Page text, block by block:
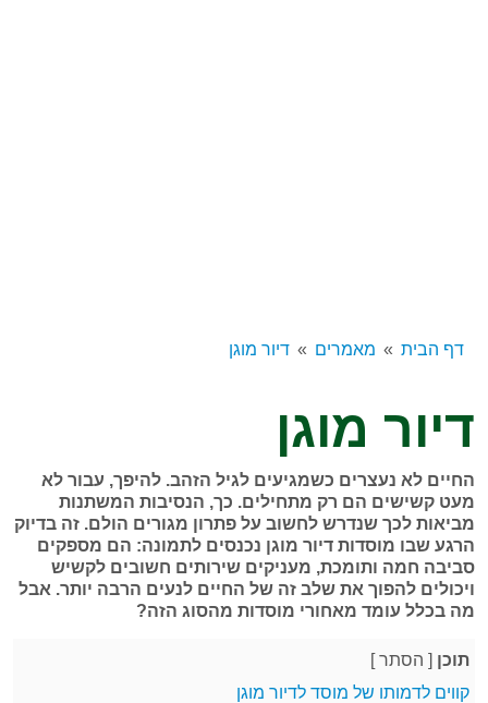
דף הבית מאמרים דיור מוגן
דיור מוגן
החיים לא נעצרים כשמגיעים לגיל הזהב. להיפך, עבור לא
מעט קשישים הם רק מתחילים. כך, הנסיבות המשתנות
מביאות לכך שנדרש לחשוב על פתרון מגורים הולם. זה בדיוק
הרגע שבו מוסדות דיור מוגן נכנסים לתמונה: הם מספקים
סביבה חמה ותומכת, מעניקים שירותים חשובים לקשיש
ויכולים להפוך את שלב זה של החיים לנעים הרבה יותר. אבל
מה בכלל עומד מאחורי מוסדות מהסוג הזה?
תוכן [ הסתר]
קווים לדמותו של מוסד לדיור מוגן